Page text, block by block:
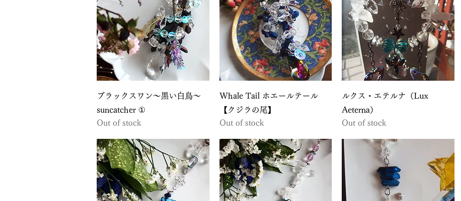
Quick View
ブラックスワン〜黒い白鳥〜
suncatcher ①
Out of stock
Quick View
Whale Tail ホエールテール
【クジラの尾】
Out of stock
Quick View
ルクス・エテルナ（Lux
Aeterna）
Out of stock